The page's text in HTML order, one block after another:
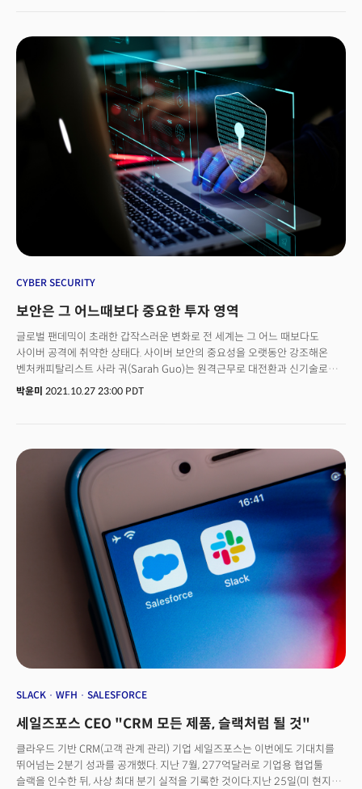
제너레이티브AI(생성형 AI) 열풍이 검색엔진 간의 경쟁으로 확대되고 있지만,
우려도 나오고 있습니다. 최근 마이크로소프트는 자사 검색엔진 빙(Bing)에
챗GPT를 추가한 데 이어 1위 검색엔진 구글은 자사 AI챗봇 바드(Bard)를
내놨죠. 이때 챗봇이 기존 인간이 가졌던 고정관념, 편견, 차별을 재양산하고,
저작권을 침해하는 문제가 거론되고 있습니다. 챗봇은 기존 인간의 언어와
사고방식을 훈련받았습니다. 많은 정보를 갖고 있지만 이와 동시에 극복해야
할 인간의 불완전성도 AI가 되려 답습, 확산시키고 있습니다. 👉 잘못된 정보,
편향된 언어, 저작권 침해 그대로 답습그간 구글, 메타 등 빅테크 기업들은
기술적 결함으로 논란이 발생할 경우 규제 당국의 압박을 받을 가능성이 있기
때문에 생성형 AI를 배포하는 것에 신중했습니다. 하지만 신생 기업인
오픈AI는 보호해야 할 브랜드가 없었기 때문에 빠르게 출시할 수 있었죠.
챗봇은 사실과 허구를 구분하지 않습니다. 챗봇은 인간의 한계를 그대로
배웠지만, 전달 속도는 훨씬 빠릅니다. 이에 전문가들은 사람들이 과거에는 할
수 없었던 속도로 거짓말을 퍼뜨리는 데 사용될 수 있다고 우려합니다. 빠른
커지고 있죠. 기업들도 이 점을 인식하고 있습니다. 오픈AI와 구글리서치는
고정관념을 묘사하는 경향이 있다고 인정했습니다. 이에 MS는 모든 검색
상단에 빠른 피드백 버튼을 추가하고 해커를 모방한 샘플 대화를 통해 AI를
훈련하는 등 대응책을 내놓는 상황입니다. 요셉 메다이 마이크로소프트
부사장 및 최고소비자마케팅총괄은 CNN에 "우리는 매번 모든 질문에 답할 수
없고, 실수를 저지르리라는 것을 알고 있다”고 말했습니다. 치락 샤(Chirag
Shah) 워싱턴대학교 정보대학 교수는 뉴욕타임스(NYT)에 “기업들은 기술적
CYBER SECURITY
보안은 그 어느때보다 중요한 투자 영역
글로벌 팬데믹이 초래한 갑작스러운 변화로 전 세계는 그 어느 때보다도
사이버 공격에 취약한 상태다. 사이버 보안의 중요성을 오랫동안 강조해온
벤처캐피탈리스트 사라 궈(Sarah Guo)는 원격근무로 대전환과 신기술로
전환을 사이버 범죄의 주요 원인으로 꼽았다. 사이버 공격자는 재택근무가
범죄, 특히 랜섬웨어 공격의 증가로 피해를 보고 있다.궈는 지난 20일
(현지시각) 월스트리트저널 테크 라이브(WSJ Tech Live)에 출연해 “나는
근본적으로 문제가 더 악화된 것 같아 매우 걱정스럽다”며 “개인, 소비자,
기업은 이를 심각하게 받아들이지 않고 있는 것 같다”고 우려했다.팬데믹으로
디지털 전환이 늘어 새로운 소프트웨어를 받아들이는 속도가 중요해졌다.
궈는 초기 회사들은 빨리 움직여 최고의 제품을 만들고 싶어 하지만 “그들이
원하는 속도는 보안 및 위험에 대한 생각과 상충된다”고 지적했다. “안전하지
않은 컴퓨팅이 보안보다 빠르게 커가는 것이 사회의 근본적 문제”라고
덧붙였다.궈는 “보안을 유지하는 것이 좋은 비즈니스”라고 설명했다. 사이버
공격으로부터 기업을 보호하는 것이 최우선 과제가 됐다. 이제 보안은 그 어느
때보다도 중요한 투자의 영역이다. 다음은 대담 전문이다.
박윤미 2021.10.27 23:00 PDT
SLACK WFH SALESFORCE
세일즈포스 CEO "CRM 모든 제품, 슬랙처럼 될 것"
클라우드 기반 CRM(고객 관계 관리) 기업 세일즈포스는 이번에도 기대치를
뛰어넘는 2분기 성과를 공개했다. 지난 7월, 277억달러로 기업용 협업툴
슬랙을 인수한 뒤, 사상 최대 분기 실적을 기록한 것이다.지난 25일(미 현지